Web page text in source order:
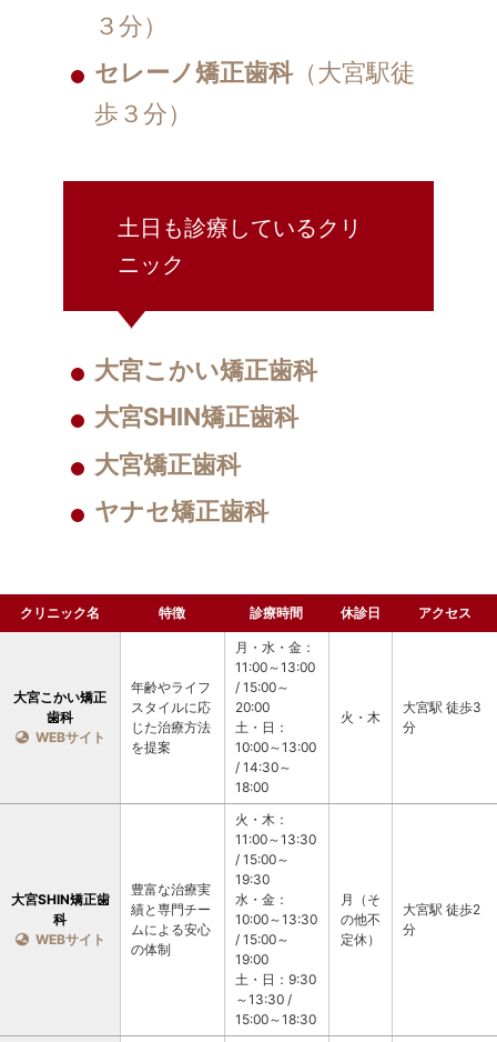
３分）
セレーノ矯正歯科（大宮駅徒
歩３分）
土日も診療しているクリ
ニック
大宮こかい矯正歯科
大宮SHIN矯正歯科
大宮矯正歯科
ヤナセ矯正歯科
クリニック名 特徴 診療時間 休診日 アクセス
大宮こかい矯正
歯科
  WEBサイト
年齢やライフ
スタイルに応
じた治療方法
を提案
月・水・金：
11:00～13:00
/ 15:00～
20:00
土・日：
10:00～13:00
/ 14:30～
18:00
火・木
大宮駅 徒歩3
分
大宮SHIN矯正歯
科
  WEBサイト
豊富な治療実
績と専門チー
ムによる安心
の体制
火・木：
11:00～13:30
/ 15:00～
19:30
水・金：
10:00～13:30
/ 15:00～
19:00
土・日：9:30
～13:30 /
15:00～18:30
月（そ
の他不
定休）
大宮駅 徒歩2
分